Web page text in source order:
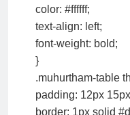
color: #ffffff;
text-align: left;
font-weight: bold;
}
.muhurtham-table
padding: 12px
border: 1px solid